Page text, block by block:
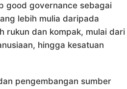
good governance sebagai
lebih mulia daripada
rukun dan kompak, mulai dari
hingga kesatuan
pengembangan sumber